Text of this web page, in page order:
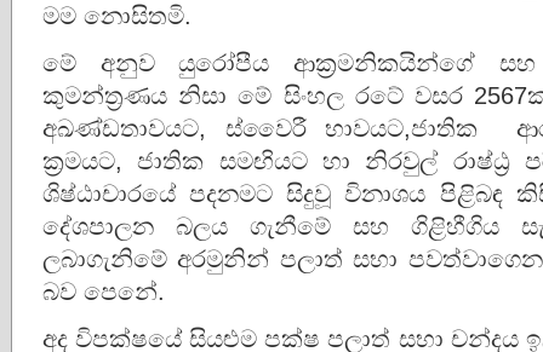
මම නොසිතමි.
මේ අනුව යුරෝපීය ආක්‍රමනිකයින්ගේ සහ
කුමන්ත්‍රණය නිසා මේ සිංහල රටේ වසර
අඛණ්ඩතාවයට, ස්වෛරී භාවයට,ජාතික
ක්‍රමයට, ජාතික සමඟියට හා නිරවුල් රාෂ්ඨ්‍ර
ශිෂ්ඨාචාරයේ පදනමට සිදුවූ විනාශය පිළිබඳ
දේශපාලන බලය ගැනීමේ සහ ගිළිහීගිය
ලබාගැනිමේ අරමුනින් පලාත් සභා
බව පෙනේ.
අද විපක්ෂයේ සියළුම පක්ෂ පලාත් සභා